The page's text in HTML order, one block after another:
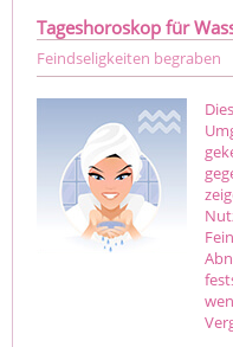
Tageshoroskop für
Feindseligkeiten begraben